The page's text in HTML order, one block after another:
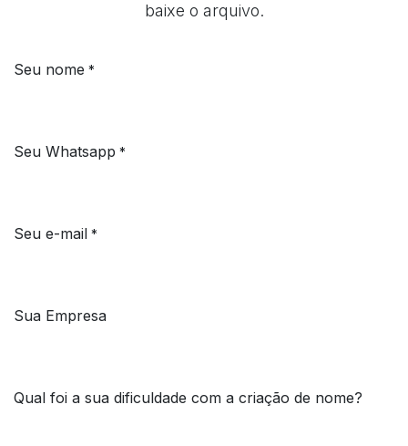
baixe o arquivo.
Seu nome *
Seu Whatsapp *
Seu e-mail *
Sua Empresa
Qual foi a sua dificuldade com a criação de nome?